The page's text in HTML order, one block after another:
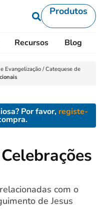
Produtos
Recursos Blog
Evangelização /Catequese de
Por favor, registe-
com o
de Jesus